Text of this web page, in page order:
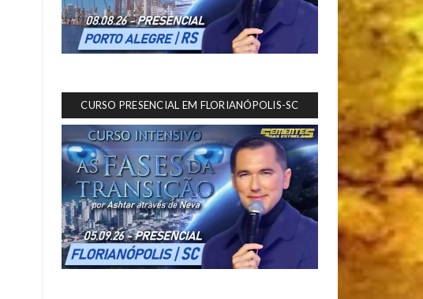
CURSO PRESENCIAL EM FLORIANÓPOLIS-SC